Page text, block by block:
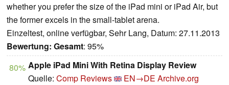
whether you prefer the size of the iPad mini or iPad Air, but
the former excels in the small-tablet arena.
Einzeltest, online verfügbar, Sehr Lang, Datum: 27.11.2013
Bewertung: Gesamt: 95%
80% Apple iPad Mini With Retina Display Review
Quelle: Comp Reviews EN→DE Archive.org